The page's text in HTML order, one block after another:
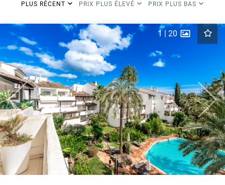
PLUS RÉCENT PRIX PLUS ÉLEVÉ PRIX PLUS BAS
Previous Next
1 | 20